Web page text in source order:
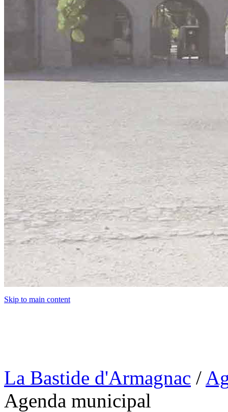
Skip to main content
La Bastide d'Armagnac /
Agenda municipal